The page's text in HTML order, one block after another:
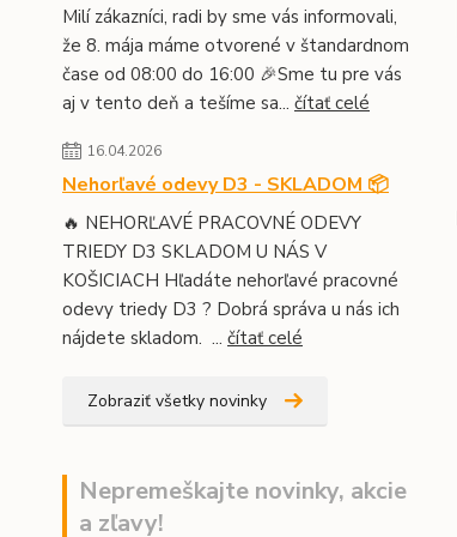
Milí zákazníci, radi by sme vás informovali,
že 8. mája máme otvorené v štandardnom
čase od 08:00 do 16:00 🎉Sme tu pre vás
aj v tento deň a tešíme sa... čítať celé
16.04.2026
Nehorľavé odevy D3 - SKLADOM 📦
🔥 NEHORĽAVÉ PRACOVNÉ ODEVY
TRIEDY D3 SKLADOM U NÁS V
KOŠICIACH Hľadáte nehorľavé pracovné
odevy triedy D3 ? Dobrá správa u nás ich
nájdete skladom. ... čítať celé
Zobraziť všetky novinky
Nepremeškajte novinky, akcie
a zľavy!